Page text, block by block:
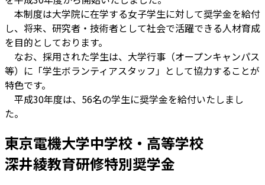
本制度は大学院に在学する女子学生に対して奨学金を給付
し、将来、研究者・技術者として社会で活躍できる人材育成
を目的としております。
なお、採用された学生は、大学行事（オープンキャンパス
等）に「学生ボランティアスタッフ」として協力することが
特色です。
平成30年度は、56名の学生に奨学金を給付いたしまし
た。
東京電機大学中学校・高等学校
深井綾教育研修特別奨学金